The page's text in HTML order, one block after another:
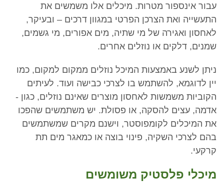
עבור אינספור מטרות. מיכלים אלו משמשים את
התעשייה ואת הצרכן הפרטי במגוון דרכים – ובעיקר,
לאחסון ואגירה של מי שתיה, מים אפורים, מי גשמים,
שמנים, דלקים או נוזלים אחרים.
ניתן לשנע באמצעות המיכל נוזלים ממקום למקום, כמו
יין לדוגמא, להשתמש בו לצרכי כבישה ועוד. לעיתים
הקוביות משמשות לאחסון מוצרים שאינם נוזלים, כגון -
אדמה, עצים להסקה, או פסולת. יש משתמשים שהפכו
את המיכלים לקומפוסטר, וישנם מקרים שמשתמשים
בהם לצרכי השקיה, פינוי בוצה או כמאגר מים תת
קרקעי.
מיכלי פלסטיק משומשים